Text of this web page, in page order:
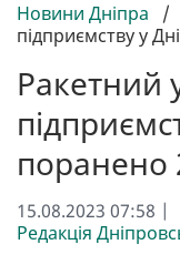
Новини Дніпра /
підприємству у
Ракетний
поранено
15.08.2023 07:58 |
Редакція